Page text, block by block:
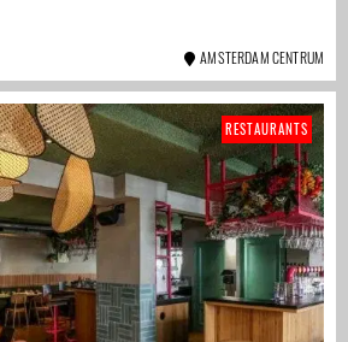
AMSTERDAM CENTRUM
RESTAURANTS